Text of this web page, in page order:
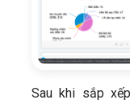
Sau khi sắp